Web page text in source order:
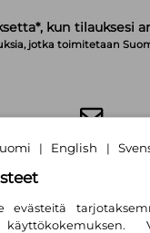
kun tilauksesi
jotka toimitetaan
TILAA UUTISKIRJE
| English |
evästeitä